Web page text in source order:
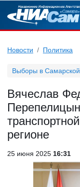
Новости Политика
Выборы в Самарской
Вячеслав
регионе
25 июня 2025 16:31